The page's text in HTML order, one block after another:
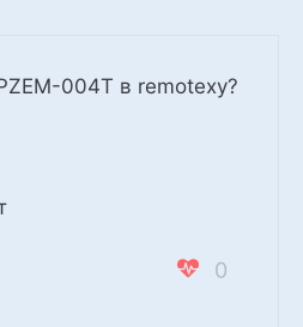
004T в remotexy?
0